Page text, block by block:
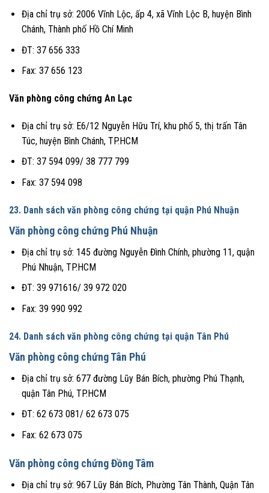
Địa chỉ trụ sở: 2006 Vĩnh Lộc, ấp 4, xã Vĩnh Lộc B, huyện Bình
Chánh, Thành phố Hồ Chí Minh
ĐT: 37 656 333
Fax: 37 656 123
Văn phòng công chứng An Lạc
Địa chỉ trụ sở: E6/12 Nguyễn Hữu Trí, khu phố 5, thị trấn Tân
Túc, huyện Bình Chánh, TP.HCM
ĐT: 37 594 099/ 38 777 799
Fax: 37 594 098
23. Danh sách văn phòng công chứng tại quận Phú Nhuận
Văn phòng công chứng Phú Nhuận
Địa chỉ trụ sở: 145 đường Nguyễn Đình Chính, phường 11, quận
Phú Nhuận, TP.HCM
ĐT: 39 971616/ 39 972 020
Fax: 39 990 992
24. Danh sách văn phòng công chứng tại quận Tân Phú
Văn phòng công chứng Tân Phú
Địa chỉ trụ sở: 677 đường Lũy Bán Bích, phường Phú Thạnh,
quận Tân Phú, TP.HCM
ĐT: 62 673 081/ 62 673 075
Fax: 62 673 075
Văn phòng công chứng Đồng Tâm
Địa chỉ trụ sở: 967 Lũy Bán Bích, Phường Tân Thành, Quận Tân